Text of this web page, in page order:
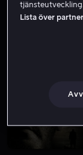
Lista över